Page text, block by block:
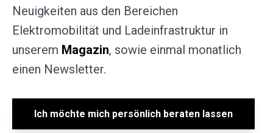
Neuigkeiten aus den Bereichen
Elektromobilität und Ladeinfrastruktur in
unserem Magazin, sowie einmal monatlich
einen Newsletter.
Ich möchte mich persönlich beraten lassen